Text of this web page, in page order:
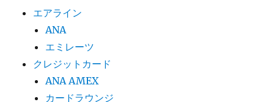
エアライン
ANA
エミレーツ
クレジットカード
ANA AMEX
カードラウンジ